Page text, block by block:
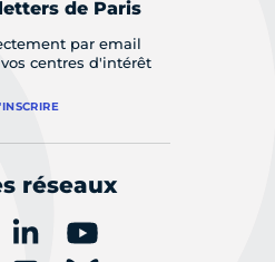
de Paris
par email
centres d'intérêt
réseaux